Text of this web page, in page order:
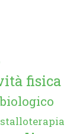
fisica
biologico